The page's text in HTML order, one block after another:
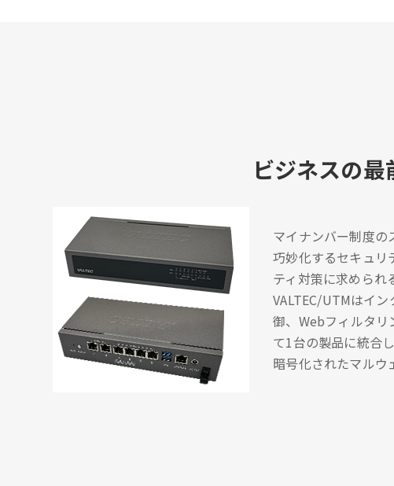
ビジネスの
マイナンバー制度の
巧妙化するセキュリ
ティ対策に求められ
VALTEC/UTMはイ
御、Webフィルタリ
て1台の製品に統合
暗号化されたマルウ